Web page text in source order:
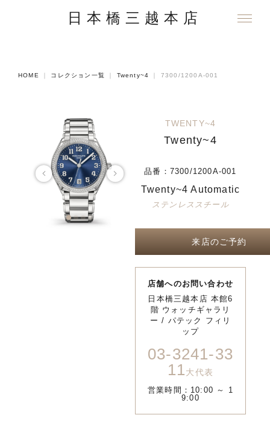
日本橋三越本店
HOME コレクション一覧 Twenty~4 7300/1200A-001
TWENTY~4
Twenty~4
品番： 7300/1200A-001
Twenty~4 Automatic
ステンレススチール
来店のご予約
店舗へのお問い合わせ
日本橋三越本店 本館6
階 ウォッチギャラリ
ー / パテック フィリ
ップ
03-3241-33
11大代表
営業時間：10:00 ～ 1
9:00